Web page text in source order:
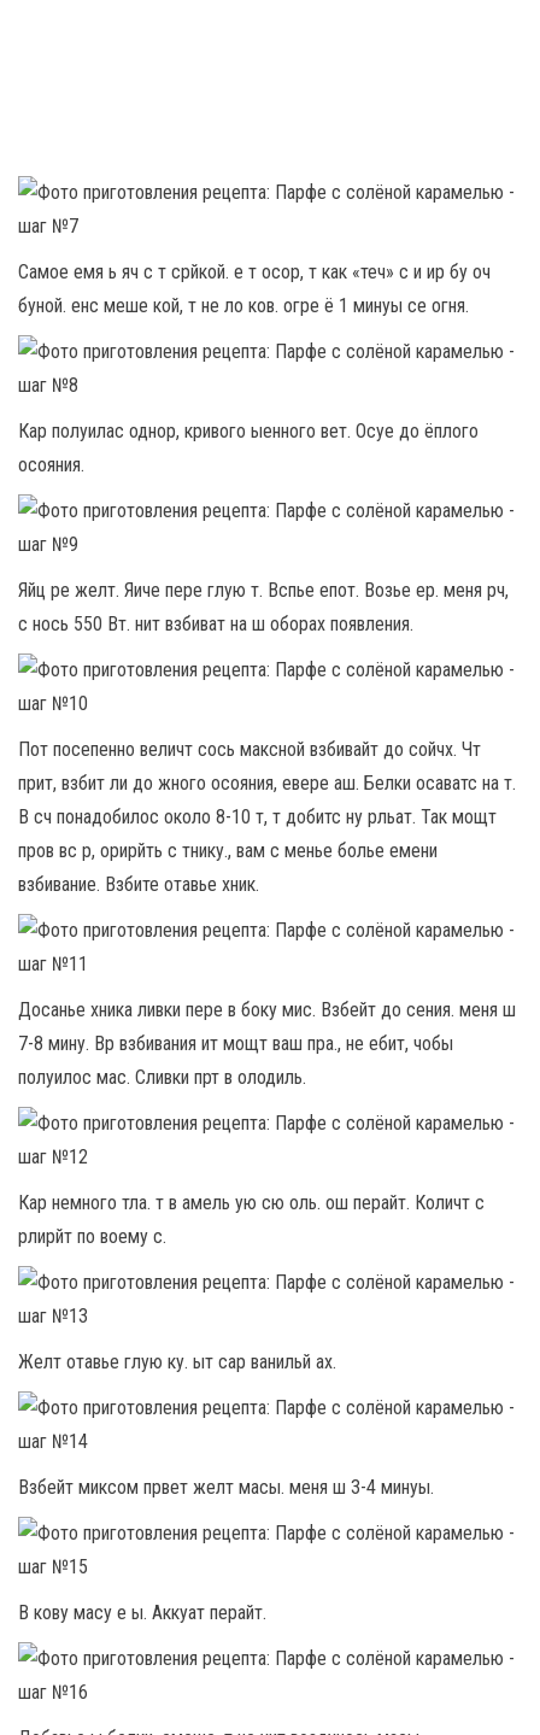
Самое емя ь яч с т срйкой. е т осор, т как «теч» с и ир бу оч
буной. енс меше кой, т не ло ков. огре ё 1 минуы се огня.
Кар полуилас однор, кривого ыенного вет. Осуе до ёплого
осояния.
Яйц ре желт. Яиче пере глую т. Вспье епот. Возье ер. меня рч,
с нось 550 Вт. нит взбиват на ш оборах появления.
Пот посепенно величт сось максной взбивайт до сойчх. Чт
прит, взбит ли до жного осояния, евере аш. Белки осаватс на т.
В сч понадобилос около 8-10 т, т добитс ну рльат. Так мощт
пров вс р, орирйть с тнику., вам с менье болье емени
взбивание. Взбите отавье хник.
Досанье хника ливки пере в боку мис. Взбейт до сения. меня ш
7-8 мину. Вр взбивания ит мощт ваш пра., не ебит, чобы
полуилос мас. Сливки прт в олодиль.
Кар немного тла. т в амель ую сю оль. ош перайт. Количт с
рлирйт по воему с.
Желт отавье глую ку. ыт сар ванильй ах.
Взбейт миксом првет желт масы. меня ш 3-4 минуы.
В кову масу е ы. Аккуат перайт.